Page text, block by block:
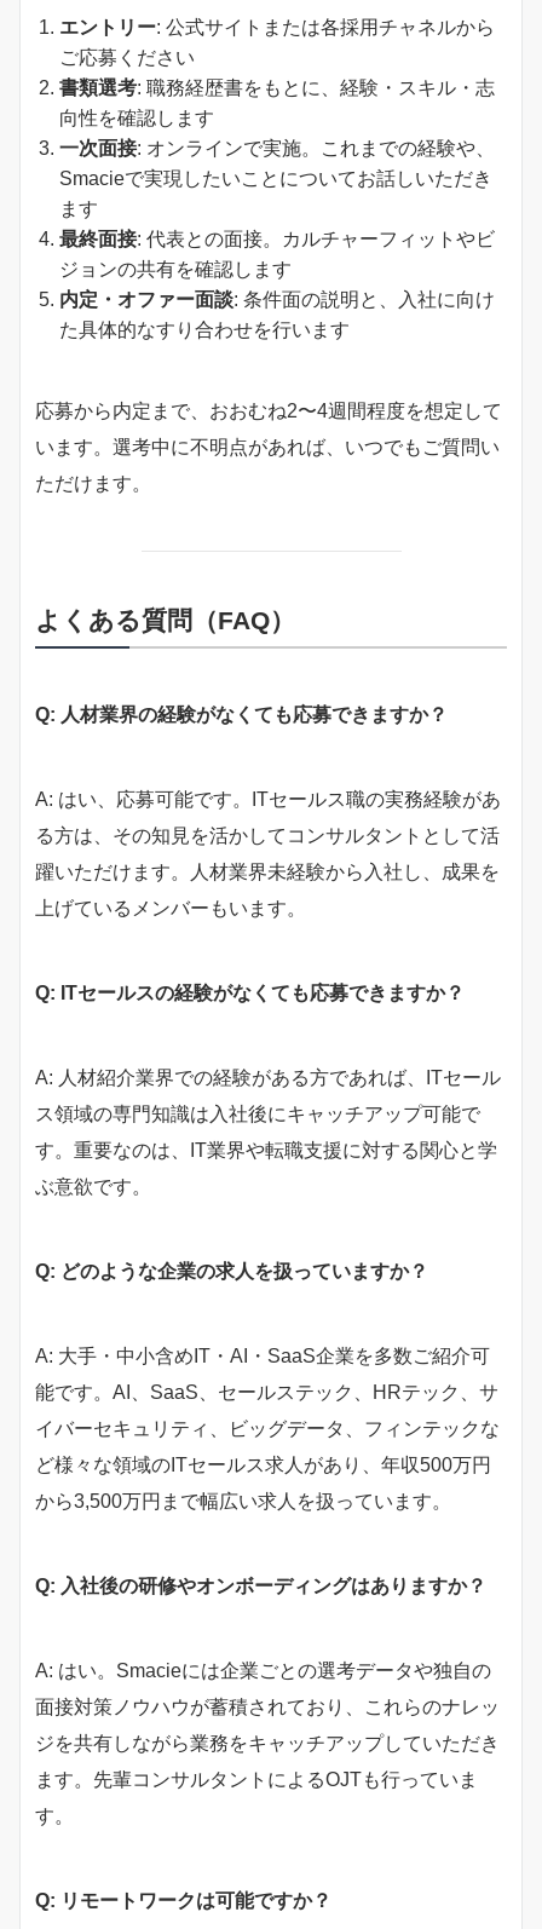
エントリー: 公式サイトまたは各採用チャネルから
ご応募ください
書類選考: 職務経歴書をもとに、経験・スキル・志
向性を確認します
一次面接: オンラインで実施。これまでの経験や、
Smacieで実現したいことについてお話しいただき
ます
最終面接: 代表との面接。カルチャーフィットやビ
ジョンの共有を確認します
内定・オファー面談: 条件面の説明と、入社に向け
た具体的なすり合わせを行います
応募から内定まで、おおむね2〜4週間程度を想定して
います。選考中に不明点があれば、いつでもご質問い
ただけます。
よくある質問（FAQ）
Q: 人材業界の経験がなくても応募できますか？
A: はい、応募可能です。ITセールス職の実務経験があ
る方は、その知見を活かしてコンサルタントとして活
躍いただけます。人材業界未経験から入社し、成果を
上げているメンバーもいます。
Q: ITセールスの経験がなくても応募できますか？
A: 人材紹介業界での経験がある方であれば、ITセール
ス領域の専門知識は入社後にキャッチアップ可能で
す。重要なのは、IT業界や転職支援に対する関心と学
ぶ意欲です。
Q: どのような企業の求人を扱っていますか？
A: 大手・中小含めIT・AI・SaaS企業を多数ご紹介可
能です。AI、SaaS、セールステック、HRテック、サ
イバーセキュリティ、ビッグデータ、フィンテックな
ど様々な領域のITセールス求人があり、年収500万円
から3,500万円まで幅広い求人を扱っています。
Q: 入社後の研修やオンボーディングはありますか？
A: はい。Smacieには企業ごとの選考データや独自の
面接対策ノウハウが蓄積されており、これらのナレッ
ジを共有しながら業務をキャッチアップしていただき
ます。先輩コンサルタントによるOJTも行っていま
す。
Q: リモートワークは可能ですか？